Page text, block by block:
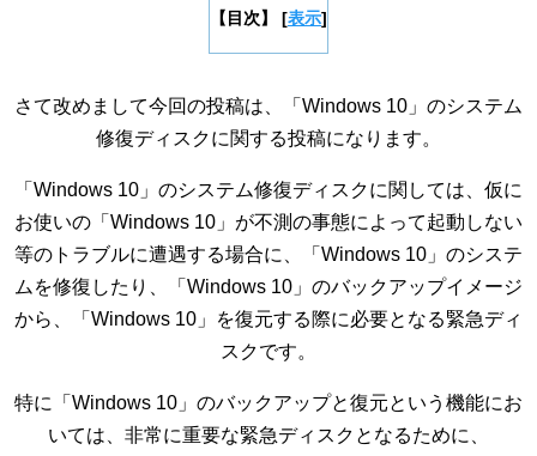
【目次】 [表示]
さて改めまして今回の投稿は、「Windows 10」のシステム
修復ディスクに関する投稿になります。
「Windows 10」のシステム修復ディスクに関しては、仮に
お使いの「Windows 10」が不測の事態によって起動しない
等のトラブルに遭遇する場合に、「Windows 10」のシステ
ムを修復したり、「Windows 10」のバックアップイメージ
から、「Windows 10」を復元する際に必要となる緊急ディ
スクです。
特に「Windows 10」のバックアップと復元という機能にお
いては、非常に重要な緊急ディスクとなるために、